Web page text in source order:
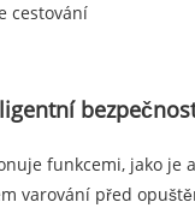
cestování
funkcemi, jako je
varování před